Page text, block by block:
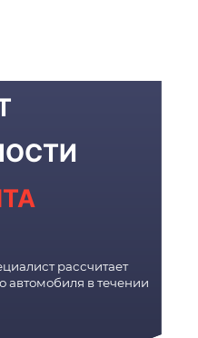
рассчитает
автомобиля в течении